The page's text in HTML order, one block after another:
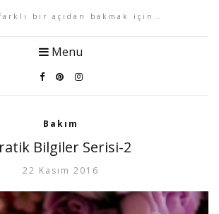
bir açıdan bakmak için…
Menu
Bakım
Bilgiler Serisi-2
22 Kasım 2016